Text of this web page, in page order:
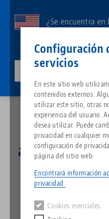
Configuración
servicios
En este sitio web
contenidos externos.
utilizar este sitio, otras
experiencia del usuario.
desea utilizar. Puede
privacidad en cualquier
configuración de
página del sitio web.
Encontrará información
privacidad.
Cookies esenciales
contenido
¿Se encuentra en
de su país.
Productos
Lo sentimos. No hemos podido
Ir a la página del producto
Search
Descargas
Breadcrumb
LANG Technik GmbH se asocia con el
LANG
asocia con el
sistemas